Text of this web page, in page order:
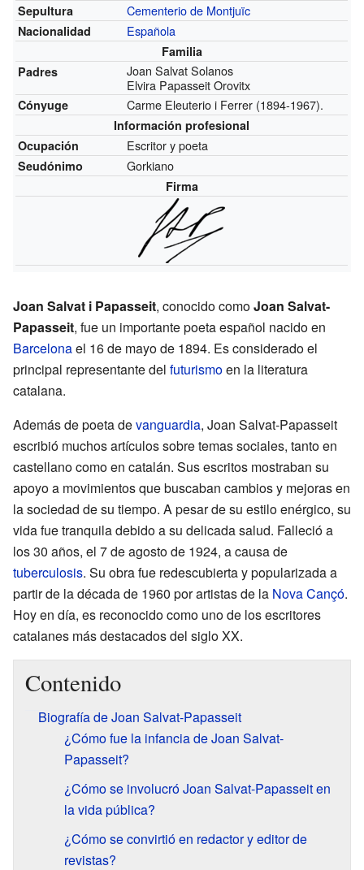
Sepultura Cementerio de Montjuïc
Nacionalidad Española
Familia
Padres
Joan Salvat Solanos
Elvira Papasseit Orovitx
Cónyuge Carme Eleuterio i Ferrer (1894-1967).
Información profesional
Ocupación
Escritor y poeta
Seudónimo Gorkiano
Firma
Joan Salvat i Papasseit, conocido comoJoan Salvat-
Papasseit, fue un importante poeta español nacido en
Barcelonael 16 de mayo de 1894. Es considerado el
principal representante del futurismoen la literatura
catalana.
Además de poeta devanguardia, Joan Salvat-Papasseit
escribió muchos artículos sobre temas sociales, tanto en
castellano como en catalán. Sus escritos mostraban su
apoyo a movimientos que buscaban cambios y mejoras en
la sociedad de su tiempo. A pesar de su estilo enérgico, su
vida fue tranquila debido a su delicada salud. Falleció a
los 30 años, el 7 de agosto de 1924, a causa de
tuberculosis. Su obra fue redescubierta y popularizada a
partir de la década de 1960 por artistas de la Nova Cançó.
Hoy en día, es reconocido como uno de los escritores
catalanes más destacados del siglo XX.
Contenido
Biografía de Joan Salvat-Papasseit
¿Cómo fue la infancia de Joan Salvat-
Papasseit?
¿Cómo se involucró Joan Salvat-Papasseit en
la vida pública?
¿Cómo se convirtió en redactor y editor de
revistas?